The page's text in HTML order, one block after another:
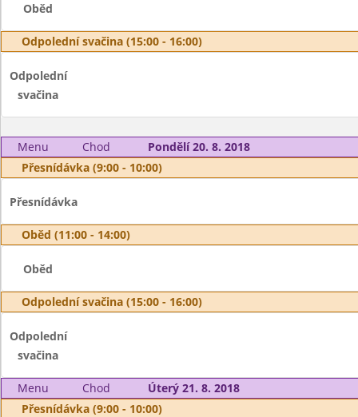
Oběd
Odpolední svačina (15:00 - 16:00)
Odpolední
svačina
Menu Chod
Pondělí 20. 8. 2018
Přesnídávka (9:00 - 10:00)
Přesnídávka
Oběd (11:00 - 14:00)
Oběd
Odpolední svačina (15:00 - 16:00)
Odpolední
svačina
Menu Chod
Úterý 21. 8. 2018
Přesnídávka (9:00 - 10:00)